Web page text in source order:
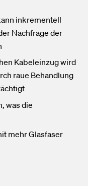
inkrementell
Nachfrage der
Kabeleinzug wird
raue Behandlung
was die
mehr Glasfaser